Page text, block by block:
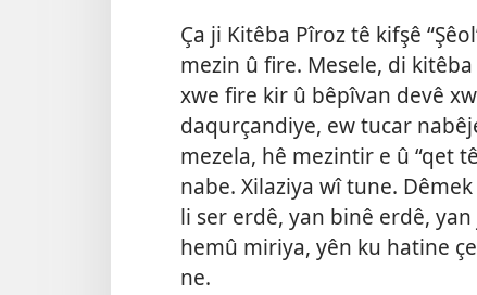
Ça ji Kitêba Pîroz tê kifşê
mezin û fire. Mesele, di kitêba
xwe fire kir û bêpîvan devê
daqurçandiye, ew tucar
mezela, hê mezintir e û “qet
nabe. Xilaziya wî tune.
li ser erdê, yan binê erdê,
hemû miriya, yên ku hatine
ne.